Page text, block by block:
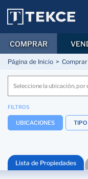
Página de Inicio Comprar
FILTROS
UBICACIONES TIPO
Lista de Propiedades
COMPRAR